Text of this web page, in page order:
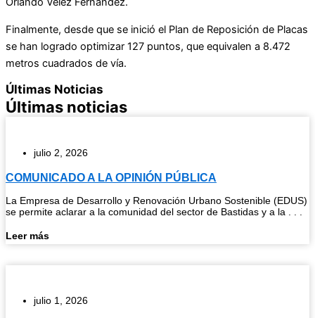
Finalmente, desde que se inició el Plan de Reposición de Placas
se han logrado optimizar 127 puntos, que equivalen a 8.472
metros cuadrados de vía.
Últimas Noticias
Últimas noticias
julio 2, 2026
COMUNICADO A LA OPINIÓN PÚBLICA
La Empresa de Desarrollo y Renovación Urbano Sostenible (EDUS)
se permite aclarar a la comunidad del sector de Bastidas y a la . . .
Leer más
julio 1, 2026